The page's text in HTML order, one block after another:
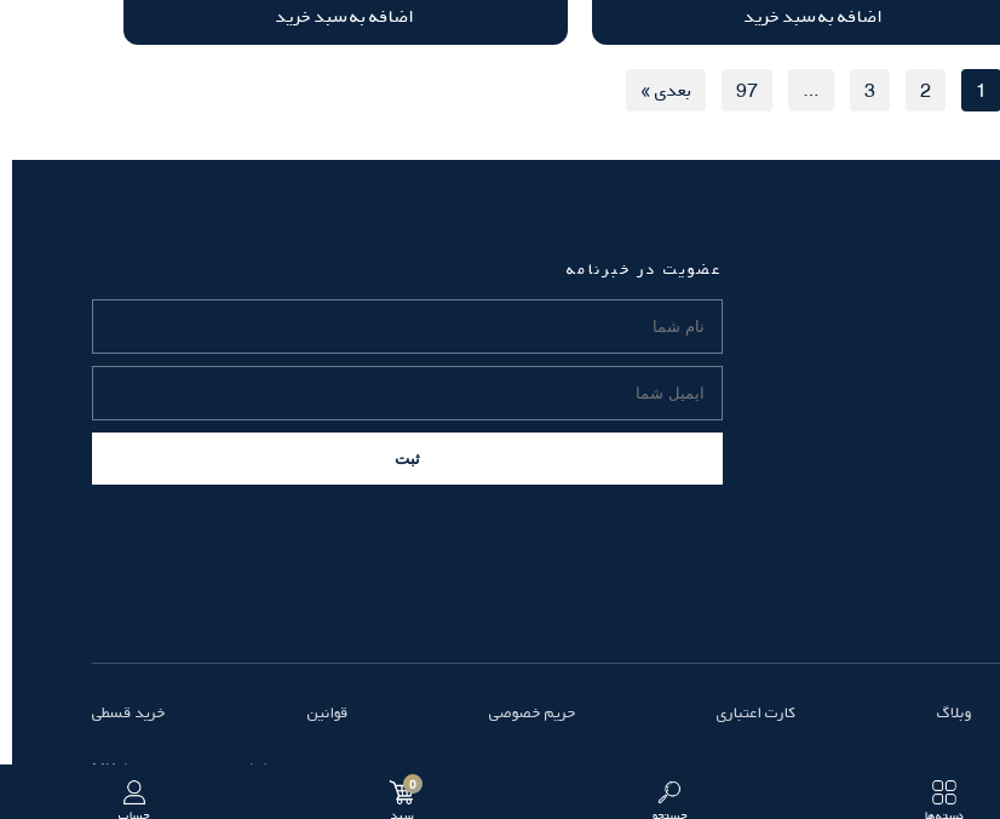
اضافه به سبد خرید
اضافه به سبد خرید
1
2
3
…
97 بعدی »
0
عضویت در خبرنامه
ثبت
وبلاگ کارت اعتباری حریم خصوصی قوانین خرید قسطی
طراحی و توسعه توسط MK